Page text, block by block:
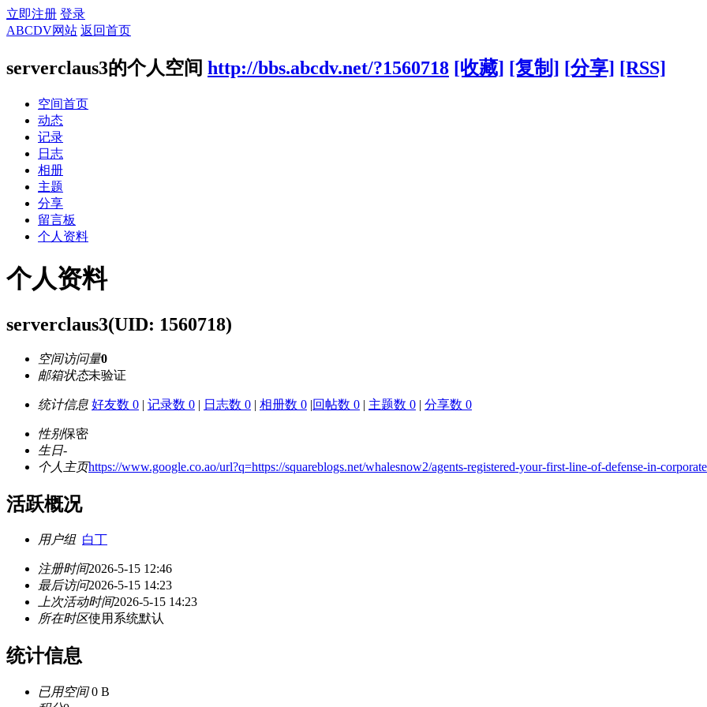
立即注册 登录
ABCDV网站 返回首页
serverclaus3的个人空间 http://bbs.abcdv.net/?1560718 [收藏] [复制] [分享] [RSS]
空间首页
动态
记录
日志
相册
主题
分享
留言板
个人资料
个人资料
serverclaus3(UID: 1560718)
空间访问量0
邮箱状态未验证
统计信息 好友数 0 | 记录数 0 | 日志数 0 | 相册数 0 |回帖数 0 | 主题数 0 | 分享数 0
性别保密
生日-
个人主页https://www.google.co.ao/url?q=https://squareblogs.net/whalesnow2/agents-registered-your-first-line-of-defense-in-
活跃概况
用户组 白丁
注册时间2026-5-15 12:46
最后访问2026-5-15 14:23
上次活动时间2026-5-15 14:23
所在时区使用系统默认
统计信息
已用空间0 B